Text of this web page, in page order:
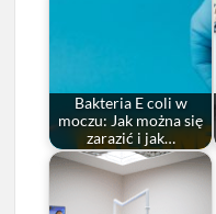
Bakteria E coli w
moczu: Jak można się
zarazić i jak…